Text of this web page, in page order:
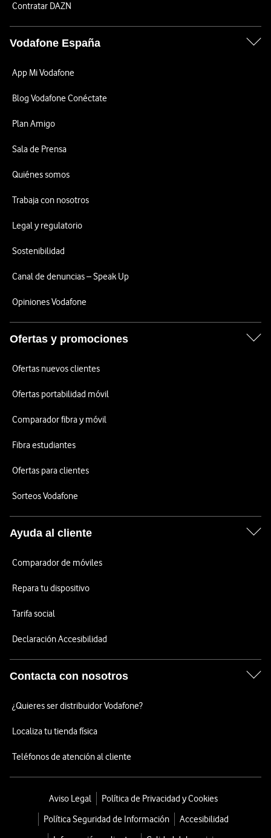
Contratar DAZN
Vodafone España
App Mi Vodafone
Blog Vodafone Conéctate
Plan Amigo
Sala de Prensa
Quiénes somos
Trabaja con nosotros
Legal y regulatorio
Sostenibilidad
Canal de denuncias – Speak Up
Opiniones Vodafone
Ofertas y promociones
Ofertas nuevos clientes
Ofertas portabilidad móvil
Comparador fibra y móvil
Fibra estudiantes
Ofertas para clientes
Sorteos Vodafone
Ayuda al cliente
Comparador de móviles
Repara tu dispositivo
Tarifa social
Declaración Accesibilidad
Contacta con nosotros
¿Quieres ser distribuidor Vodafone?
Localiza tu tienda física
Teléfonos de atención al cliente
Aviso Legal
Política de Privacidad y Cookies
Política Seguridad de Información
Accesibilidad